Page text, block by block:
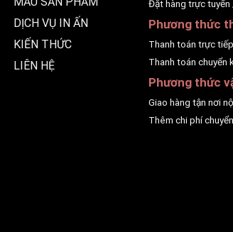
DỊCH VỤ IN ẤN
KIẾN THỨC
LIÊN HỆ
Đặt hàng trực
Phương thức
Thanh toán trực tiếp
Thanh toán chuyển
Phương thức
Giao hàng tận nơi
Thêm chi phí